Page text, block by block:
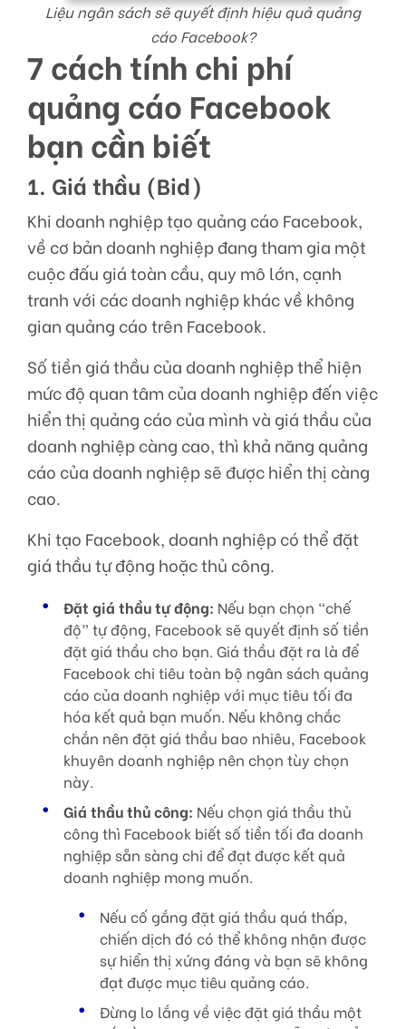
Liệu ngân sách sẽ quyết định hiệu quả quảng
cáo Facebook?
7 cách tính chi phí
quảng cáo Facebook
bạn cần biết
1. Giá thầu (Bid)
Khi doanh nghiệp tạo quảng cáo Facebook,
về cơ bản doanh nghiệp đang tham gia một
cuộc đấu giá toàn cầu, quy mô lớn, cạnh
tranh với các doanh nghiệp khác về không
gian quảng cáo trên Facebook.
Số tiền giá thầu của doanh nghiệp thể hiện
mức độ quan tâm của doanh nghiệp đến việc
hiển thị quảng cáo của mình và giá thầu của
doanh nghiệp càng cao, thì khả năng quảng
cáo của doanh nghiệp sẽ được hiển thị càng
cao.
Khi tạo Facebook, doanh nghiệp có thể đặt
giá thầu tự động hoặc thủ công.
Đặt giá thầu tự động: Nếu bạn chọn “chế
độ” tự động, Facebook sẽ quyết định số tiền
đặt giá thầu cho bạn. Giá thầu đặt ra là để
Facebook chi tiêu toàn bộ ngân sách quảng
cáo của doanh nghiệp với mục tiêu tối đa
hóa kết quả bạn muốn. Nếu không chắc
chắn nên đặt giá thầu bao nhiêu, Facebook
khuyên doanh nghiệp nên chọn tùy chọn
này.
Giá thầu thủ công: Nếu chọn giá thầu thủ
công thì Facebook biết số tiền tối đa doanh
nghiệp sẵn sàng chi để đạt được kết quả
doanh nghiệp mong muốn.
Nếu cố gắng đặt giá thầu quá thấp,
chiến dịch đó có thể không nhận được
sự hiển thị xứng đáng và bạn sẽ không
đạt được mục tiêu quảng cáo.
Đừng lo lắng về việc đặt giá thầu một